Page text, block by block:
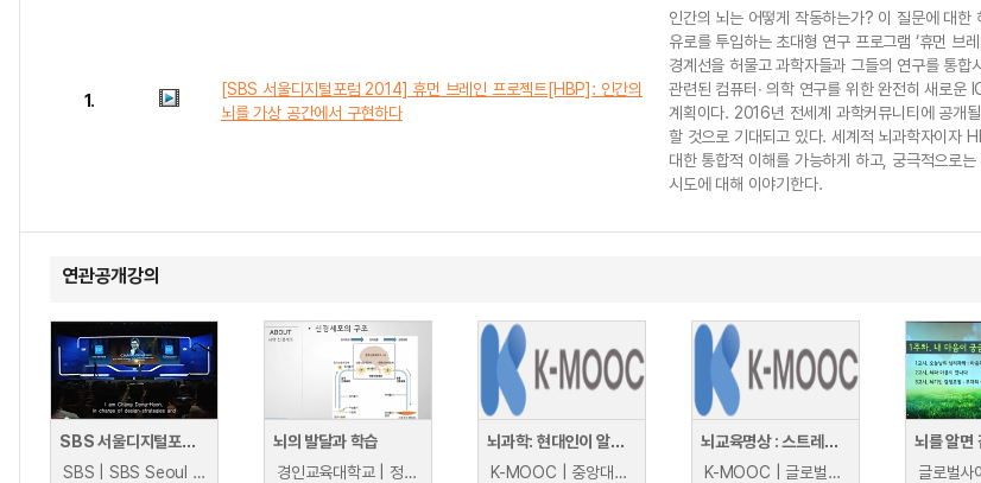
1.
[SBS 서울디지털포럼 2014] 휴먼 브레인 프로젝트[HBP]: 인간의
뇌를 가상 공간에서 구현하다
인간의 뇌는 어떻게 작동하는가? 이 질문에 대
유로를 투입하는 초대형 연구 프로그램 ‘휴먼 브
경계선을 허물고 과학자들과 그들의 연구를 통
관련된 컴퓨터∙ 의학 연구를 위한 완전히 새로
계획이다. 2016년 전세계 과학커뮤니티에 공개
할 것으로 기대되고 있다. 세계적 뇌과학자이자
대한 통합적 이해를 가능하게 하고, 궁극적으로
시도에 대해 이야기한다.
연관공개강의
SBS 서울디지털포럼 2013
SBS | SBS Seoul Digital Forum
뇌의 발달과 학습
경인교육대학교 | 정애경
뇌과학: 현대인이 알아야할 지식들
K-MOOC | 중앙대학교 이무열,박광열
뇌교육명상 : 스트레스 관리 및 자기역량강화
K-MOOC | 글로벌사이버대학교 양현정